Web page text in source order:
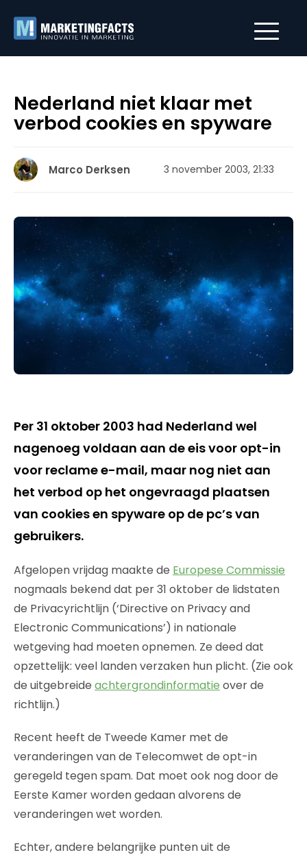
Nederland niet klaar met
verbod cookies en spyware
Marco Derksen 3 november 2003, 21:33
Per 31 oktober 2003 had Nederland wel
nagenoeg voldaan aan de eis voor opt-in
voor reclame e-mail, maar nog niet aan
het verbod op het ongevraagd plaatsen
van cookies en spyware op de pc’s van
gebruikers.
Afgelopen vrijdag maakte de Europese Commissie
nogmaals bekend dat per 31 oktober de lidstaten
de Privacyrichtlijn (‘Directive on Privacy and
Electronic Communications’) in nationale
wetgeving had moeten opnemen. Ze deed dat
opzettelijk: veel landen verzaken hun plicht. (Zie ook
de uitgebreide achtergrondinformatie over de
richtlijn.)
Recent heeft de Tweede Kamer met de
veranderingen van de Telecomwet de opt-in
geregeld tegen spam. Dat moet ook nog door de
Eerste Kamer worden gedaan alvorens de
veranderingen wet worden.
Echter, andere belangrijke punten uit de